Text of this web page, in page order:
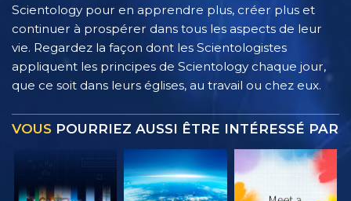
Scientology pour en apprendre plus, créer plus et
continuer à prospérer dans tous les aspects de leur
vie. Regardez la façon dont les Scientologistes
appliquent les principes de Scientology chaque jour,
que ce soit dans leurs églises, au travail ou chez eux.
VOUS POURRIEZ AUSSI ÊTRE INTÉRESSÉ PAR